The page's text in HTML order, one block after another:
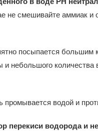
не смешивайте аммиак и
посыпается большим
и небольшого количества
промывается водой и
водорода и